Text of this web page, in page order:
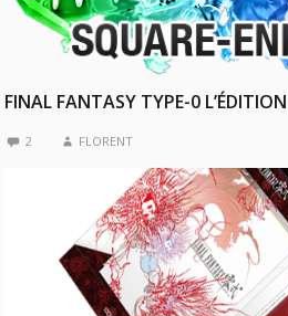
FINAL FANTASY TYPE-0
2 FLORENT